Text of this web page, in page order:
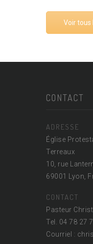
Voir tous
CONTACT
ADRESSE
Église
Terreaux
10, rue
69001 Lyon,
CONTACT
Pasteur
Tel. 04 78 27
Courriel :